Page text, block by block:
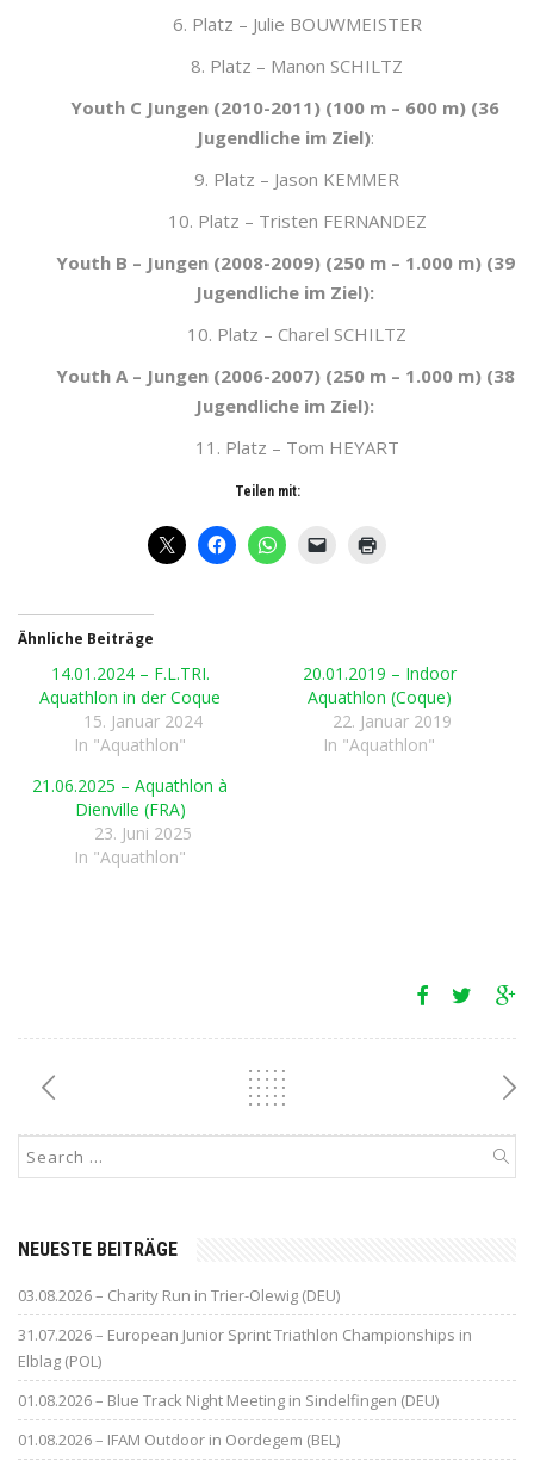
6. Platz – Julie BOUWMEISTER
8. Platz – Manon SCHILTZ
Youth C Jungen (2010-2011) (100 m – 600 m) (36
Jugendliche im Ziel):
9. Platz – Jason KEMMER
10. Platz – Tristen FERNANDEZ
Youth B – Jungen (2008-2009) (250 m – 1.000 m) (39
Jugendliche im Ziel):
10. Platz – Charel SCHILTZ
Youth A – Jungen (2006-2007) (250 m – 1.000 m) (38
Jugendliche im Ziel):
11. Platz – Tom HEYART
Teilen mit:
Ähnliche Beiträge
14.01.2024 – F.L.TRI.
Aquathlon in der Coque
15. Januar 2024
In "Aquathlon"
20.01.2019 – Indoor
Aquathlon (Coque)
22. Januar 2019
In "Aquathlon"
21.06.2025 – Aquathlon à
Dienville (FRA)
23. Juni 2025
In "Aquathlon"
NEUESTE BEITRÄGE
03.08.2026 – Charity Run in Trier-Olewig (DEU)
31.07.2026 – European Junior Sprint Triathlon Championships in
Elblag (POL)
01.08.2026 – Blue Track Night Meeting in Sindelfingen (DEU)
01.08.2026 – IFAM Outdoor in Oordegem (BEL)